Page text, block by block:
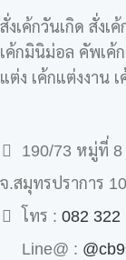
สั่งเค้กวันเกิด สั่งเ
เค้กมินิม่อล คัพเค้
แต่ง เค้กแต่งงาน เ
190/73 หมู่ที่ 8
จ.สมุทรปราการ
โทร : 082 322
Line@ :